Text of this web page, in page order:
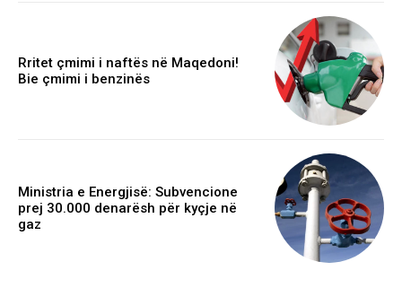
Rritet çmimi i naftës në Maqedoni!
Bie çmimi i benzinës
Ministria e Energjisë: Subvencione
prej 30.000 denarësh për kyçje në
gaz